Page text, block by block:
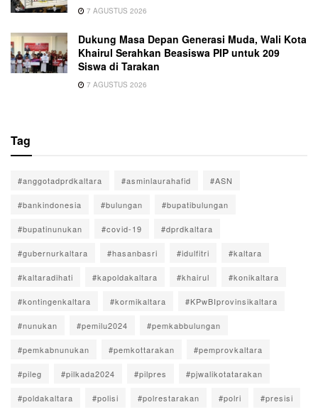
7 AGUSTUS 2026
Dukung Masa Depan Generasi Muda, Wali Kota
Khairul Serahkan Beasiswa PIP untuk 209
Siswa di Tarakan
7 AGUSTUS 2026
Tag
#anggotadprdkaltara #asminlaurahafid #ASN
#bankindonesia #bulungan #bupatibulungan
#bupatinunukan #covid-19 #dprdkaltara
#gubernurkaltara #hasanbasri #idulfitri #kaltara
#kaltaradihati #kapoldakaltara #khairul #konikaltara
#kontingenkaltara #kormikaltara #KPwBIprovinsikaltara
#nunukan #pemilu2024 #pemkabbulungan
#pemkabnunukan #pemkottarakan #pemprovkaltara
#pileg #pilkada2024 #pilpres #pjwalikotatarakan
#poldakaltara #polisi #polrestarakan #polri #presisi